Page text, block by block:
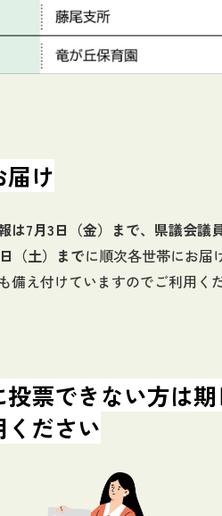
届け
は7月3日（金）まで、県議会議
（土）までに順次各世帯にお届
備え付けていますのでご利用く
票できない方は
ださい